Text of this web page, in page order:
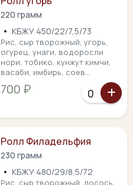
220 грамм
• КБЖУ 450/22/7,5/73
Рис, сыр творожный, угорь,
огурец, унаги, водоросли
нори, тобико, кунжут кимчи,
васаби, имбирь, соев...
700 ₽
Ролл Филадельфия
230 грамм
• КБЖУ 480/29/8,5/72
Рис, сыр творожный, лосось,